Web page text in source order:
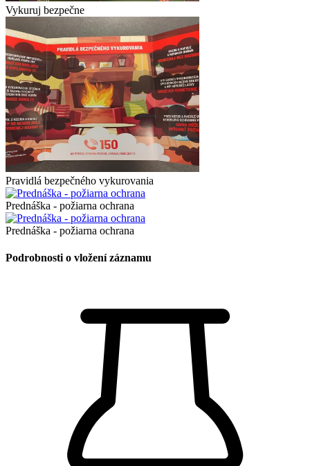
Vykuruj bezpečne
Pravidlá bezpečného vykurovania
Prednáška - požiarna ochrana
Prednáška - požiarna ochrana
Podrobnosti o vložení záznamu